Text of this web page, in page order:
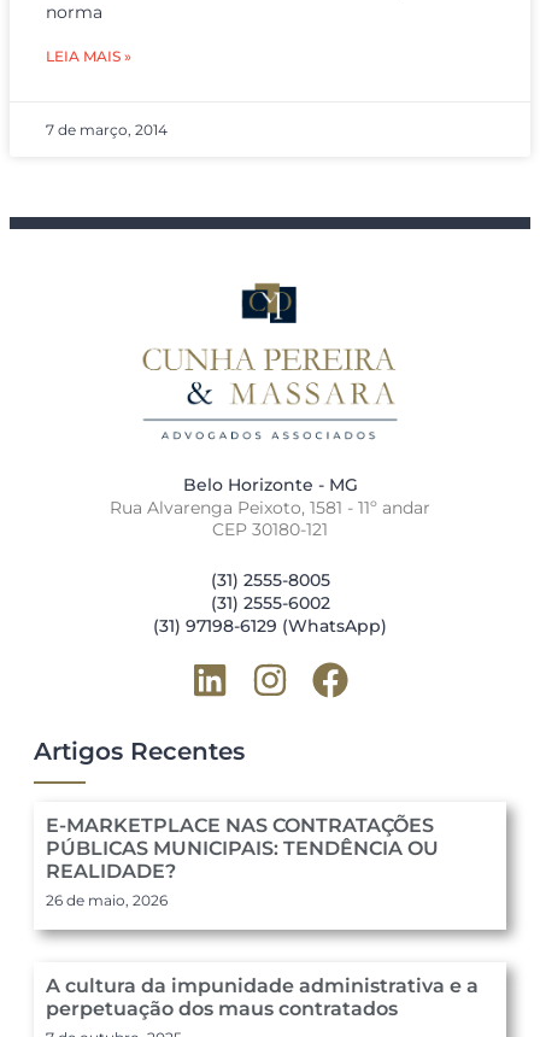
norma
LEIA MAIS »
7 de março, 2014
Belo Horizonte - MG
Rua Alvarenga Peixoto, 1581 - 11º andar
CEP 30180-121
(31) 2555-8005
(31) 2555-6002
(31) 97198-6129 (WhatsApp)
Artigos Recentes
E-MARKETPLACE NAS CONTRATAÇÕES
PÚBLICAS MUNICIPAIS: TENDÊNCIA OU
REALIDADE?
26 de maio, 2026
A cultura da impunidade administrativa e a
perpetuação dos maus contratados